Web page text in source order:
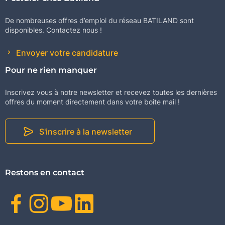
De nombreuses offres d’emploi du réseau BATILAND sont
disponibles. Contactez nous !
Envoyer votre candidature
Pour ne rien manquer
Inscrivez vous à notre newsletter et recevez toutes les dernières
offres du moment directement dans votre boite mail !
S'inscrire à la newsletter
Restons en contact
Facebook
Instagram
Youtube